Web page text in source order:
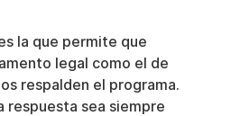
la que permite que
legal como el de
respalden el programa.
respuesta sea siempre